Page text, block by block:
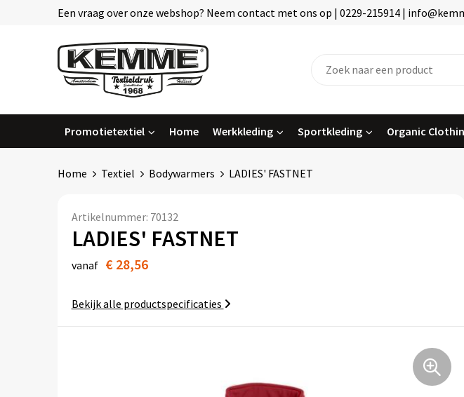
Een vraag over onze webshop? Neem contact met ons op | 0229-215914 |
Promotietextiel Home Werkkleding Sportkleding Organic
Home Textiel Bodywarmers LADIES' FASTNET
Artikelnummer: 70132
LADIES' FASTNET
vanaf € 28,56
Bekijk alle productspecificaties